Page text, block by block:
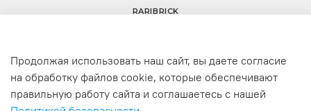
+7(977) 633-00-30
info@raribrick.ru
RARIBRICK
Продолжая использовать наш сайт, вы даете согласие
на обработку файлов cookie, которые обеспечивают
правильную работу сайта и соглашаетесь с нашей